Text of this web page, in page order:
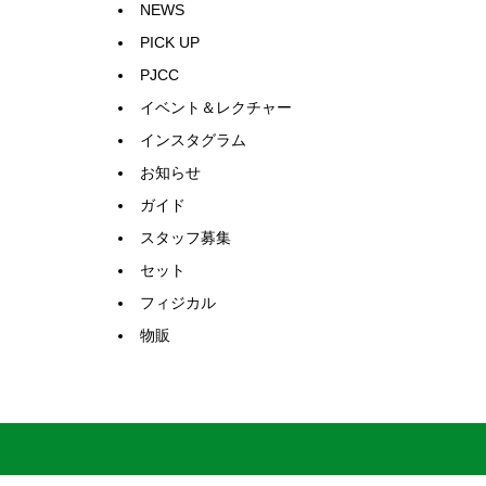
NEWS
PICK UP
PJCC
イベント＆レクチャー
インスタグラム
お知らせ
ガイド
スタッフ募集
セット
フィジカル
物販